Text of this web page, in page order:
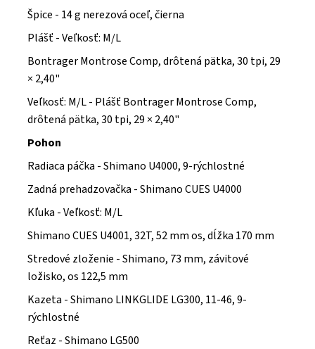
Špice - 14 g nerezová oceľ, čierna
Plášť - Veľkosť: M/L
Bontrager Montrose Comp, drôtená pätka, 30 tpi, 29
× 2,40"
Veľkosť: M/L - Plášť Bontrager Montrose Comp,
drôtená pätka, 30 tpi, 29 × 2,40"
Pohon
Radiaca páčka - Shimano U4000, 9-rýchlostné
Zadná prehadzovačka - Shimano CUES U4000
Kľuka - Veľkosť: M/L
Shimano CUES U4001, 32T, 52 mm os, dĺžka 170 mm
Stredové zloženie - Shimano, 73 mm, závitové
ložisko, os 122,5 mm
Kazeta - Shimano LINKGLIDE LG300, 11-46, 9-
rýchlostné
Reťaz - Shimano LG500